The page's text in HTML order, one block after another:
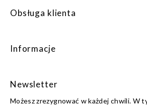
Obsługa klienta
Informacje
Newsletter
Możesz zrezygnować w każdej chwili. W